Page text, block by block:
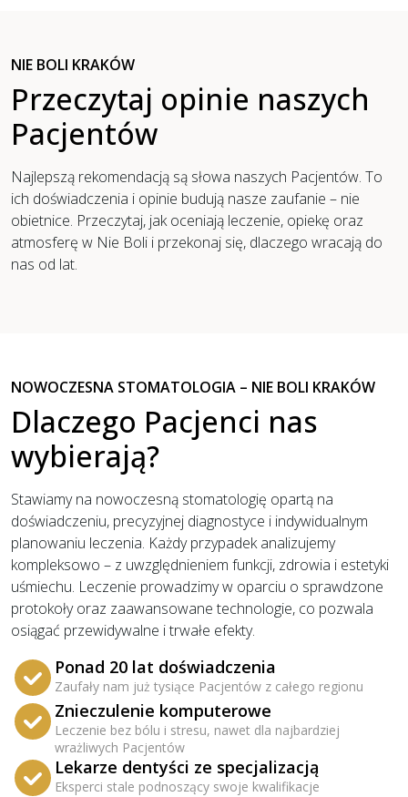
NIE BOLI KRAKÓW
Przeczytaj opinie naszych
Pacjentów
Najlepszą rekomendacją są słowa naszych Pacjentów. To
ich doświadczenia i opinie budują nasze zaufanie – nie
obietnice. Przeczytaj, jak oceniają leczenie, opiekę oraz
atmosferę w Nie Boli i przekonaj się, dlaczego wracają do
nas od lat.
NOWOCZESNA STOMATOLOGIA – NIE BOLI KRAKÓW
Dlaczego Pacjenci nas
wybierają?
Stawiamy na nowoczesną stomatologię opartą na
doświadczeniu, precyzyjnej diagnostyce i indywidualnym
planowaniu leczenia. Każdy przypadek analizujemy
kompleksowo – z uwzględnieniem funkcji, zdrowia i estetyki
uśmiechu. Leczenie prowadzimy w oparciu o sprawdzone
protokoły oraz zaawansowane technologie, co pozwala
osiągać przewidywalne i trwałe efekty.
Ponad 20 lat doświadczenia
Zaufały nam już tysiące Pacjentów z całego regionu
Znieczulenie komputerowe
Leczenie bez bólu i stresu, nawet dla najbardziej
wrażliwych Pacjentów
Lekarze dentyści ze specjalizacją
Eksperci stale podnoszący swoje kwalifikacje